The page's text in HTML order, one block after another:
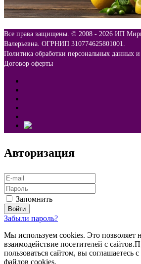
Все права защищены. © 2008 - 2026 ИП
Валерьевна. ОГРНИП 310774625801001.
Политика обработки персональных данных и
Договор оферты
Авторизация
Запомнить
Забыли пароль?
Мы используем cookies. Это позволяет
взаимодействие посетителей с
пользоваться сайтом, вы соглашаетесь
файлов cookies.